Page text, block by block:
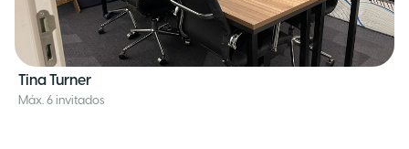
Tina Turner
Máx. 6 invitados